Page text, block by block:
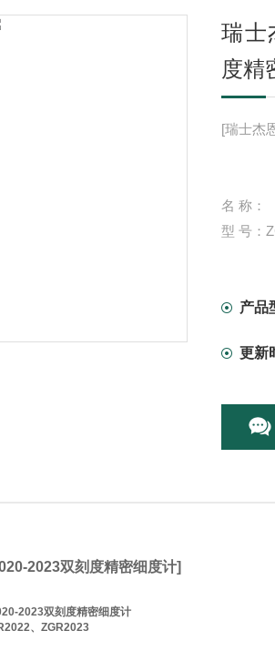
瑞士
度精
[瑞士杰
名 称：
型 号：
细度，包
产品
更新
2023双刻度精密细度计]
2023双刻度精密细度计
、ZGR2023